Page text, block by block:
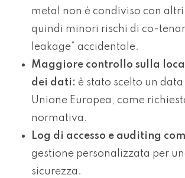
metal non è condiviso con
quindi minori rischi di co-
leakage” accidentale.
Maggiore controllo sulla
dei dati: è stato scelto un
Unione Europea, come
normativa.
Log di accesso e auditing
gestione personalizzata per
sicurezza.